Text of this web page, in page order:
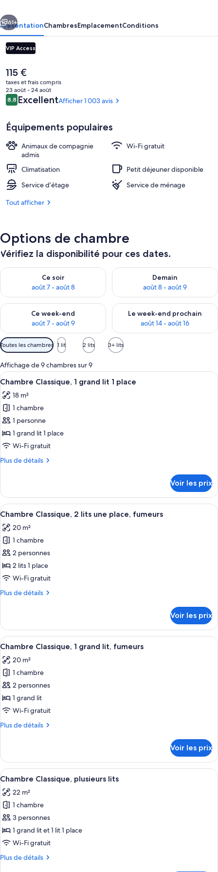
Minibar, coffres-forts dans les
Suivant
61+
PrésentationChambresEmplacementConditions
VIP Access
Le
prix
actuel
est
de
115 €
taxes et frais compris
23 août - 24 août
Avis
voyageurs
8,88,8 sur 10
ExcellentAfficher 1 003 avis
Équipements populaires
Animaux de compagnie
admis
Wi-Fi gratuit
Climatisation
Petit déjeuner disponible
Service d’étage
Service de ménage
Tout afficher
Options de chambre
Vérifiez la disponibilité pour ces dates.
Ce soir
août 7 - août 8
Vérifier la disponibilité pour ce soir août 7 - août 8
Demain
août 8 - août 9
Vérifier la disponibilité pour
Ce week-end
août 7 - août 9
Vérifier la disponibilité pour ce week-end août 7 - août 9
Le week-end prochain
août 14 - août 16
Vérifier la disponibilité pour
Filtres
disponibles
pour
les
chambres
Toutes les chambres 1 lit 2 lits 3+ lits
Affichage de 9 chambres sur 9
Afficher
toutes
les
photos
pour
ce
type
chambre :
grand
lit
1
place
Une chambre d’hôtel avec un
5
Chambre Classique, 1 grand lit 1 place
18 m²
1 chambre
1 personne
1 grand lit 1 place
Wi-Fi gratuit
Plus de détails
Plus
le
type
de
Chambre
Classique,
grand
lit
place
Voir les prix
Afficher
toutes
les
photos
pour
ce
type
chambre :
2
lits
une
place,
fumeurs
Une chambre d’hôtel avec deux lits,
5
Chambre Classique, 2 lits une place, fumeurs
20 m²
1 chambre
2 personnes
2 lits 1 place
Wi-Fi gratuit
Plus de détails
Plus
le
type
de
Chambre
Classique,
lits
une
place,
fumeurs
Voir les prix
Afficher
toutes
les
photos
pour
ce
type
chambre :
grand
lit,
fumeurs
Une chambre d’hôtel comprenant
5
Chambre Classique, 1 grand lit, fumeurs
20 m²
1 chambre
2 personnes
1 grand lit
Wi-Fi gratuit
Plus de détails
Plus
le
type
de
Chambre
Classique,
grand
lit,
fumeurs
Voir les prix
Afficher
toutes
les
photos
pour
ce
type
chambre :
Une chambre d’hôtel avec deux lits,
8
Chambre Classique, plusieurs lits
22 m²
1 chambre
3 personnes
1 grand lit et 1 lit 1 place
Wi-Fi gratuit
Plus de détails
Plus